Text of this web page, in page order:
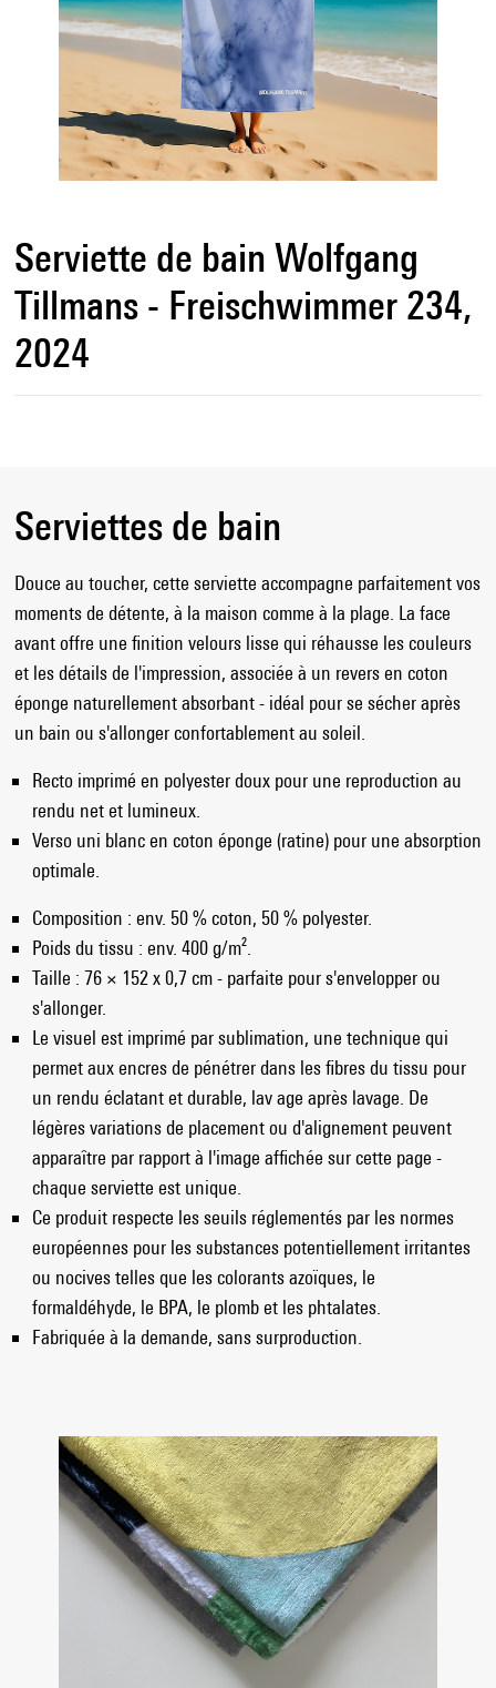
Serviette de bain Wolfgang
Tillmans - Freischwimmer 234,
2024
Serviettes de bain
Douce au toucher, cette serviette accompagne parfaitement vos
moments de détente, à la maison comme à la plage. La face
avant offre une finition velours lisse qui réhausse les couleurs
et les détails de l'impression, associée à un revers en coton
éponge naturellement absorbant - idéal pour se sécher après
un bain ou s'allonger confortablement au soleil.
Recto imprimé en polyester doux pour une reproduction au
rendu net et lumineux.
Verso uni blanc en coton éponge (ratine) pour une absorption
optimale.
Composition : env. 50 % coton, 50 % polyester.
Poids du tissu : env. 400 g/m².
Taille : 76 × 152 x 0,7 cm - parfaite pour s'envelopper ou
s'allonger.
Le visuel est imprimé par sublimation, une technique qui
permet aux encres de pénétrer dans les fibres du tissu pour
un rendu éclatant et durable, lav age après lavage. De
légères variations de placement ou d'alignement peuvent
apparaître par rapport à l'image affichée sur cette page -
chaque serviette est unique.
Ce produit respecte les seuils réglementés par les normes
européennes pour les substances potentiellement irritantes
ou nocives telles que les colorants azoïques, le
formaldéhyde, le BPA, le plomb et les phtalates.
Fabriquée à la demande, sans surproduction.